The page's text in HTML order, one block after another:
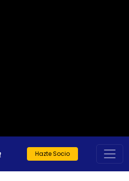
Hazte Socio